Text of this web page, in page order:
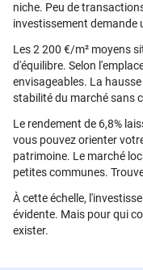
niche. Peu de
investissement demande
Les 2 200 €/m² moyens
d'équilibre. Selon
envisageables. La
stabilité du marché sans
Le rendement de 6,8%
vous pouvez orienter
patrimoine. Le marché
petites communes.
À cette échelle,
évidente. Mais pour qui
exister.